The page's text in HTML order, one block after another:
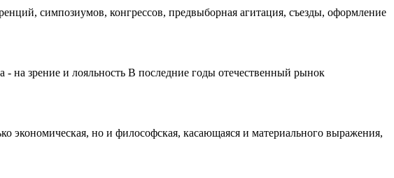
симпозиумов, конгрессов, предвыборная агитация, съезды, оформление
- на зрение и лояльность В последние годы отечественный рынок
экономическая, но и философская, касающаяся и материального выражения,